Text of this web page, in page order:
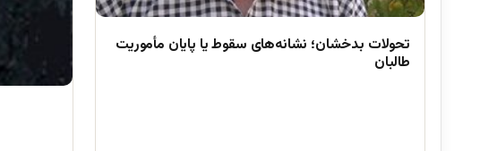
تحولات بدخشان؛ نشانه‌های سقوط یا پایان مأموریت
طالبان